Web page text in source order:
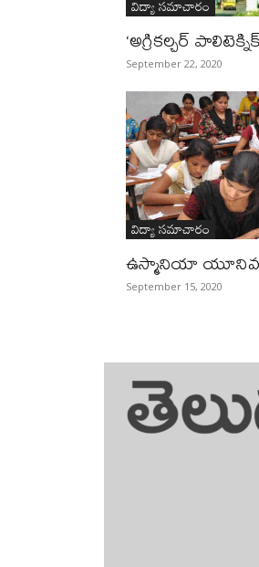
విద్యా సమాచారం
‘అగ్రికల్చర్
September 22, 2020
విద్యా సమాచారం
ఉస్మానియా
September 15, 2020